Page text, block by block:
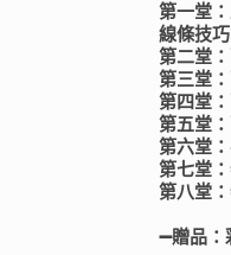
第一堂
線條技
第二堂
第三堂
第四堂
第五堂
第六堂
第七堂
第八堂
➖贈品